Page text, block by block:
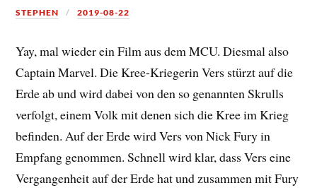
STEPHEN 2019-08-22
Yay, mal wieder ein Film aus dem MCU. Diesmal also
Captain Marvel. Die Kree-Kriegerin Vers stürzt auf die
Erde ab und wird dabei von den so genannten Skrulls
verfolgt, einem Volk mit denen sich die Kree im Krieg
befinden. Auf der Erde wird Vers von Nick Fury in
Empfang genommen. Schnell wird klar, dass Vers eine
Vergangenheit auf der Erde hat und zusammen mit Fury